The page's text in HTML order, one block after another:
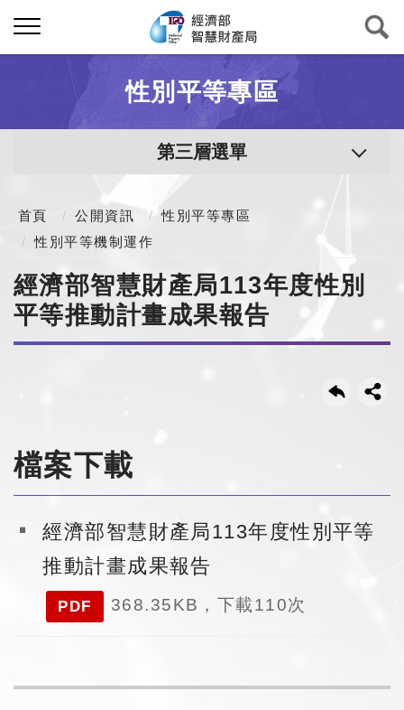
性別平等專區
第三層選單
首頁 公開資訊
性別平等專區
性別平等機制運作
經濟部智慧財產局113年度性別
平等推動計畫成果報告
檔案下載
經濟部智慧財產局113年度性別平等
推動計畫成果報告
PDF 368.35KB，下載110次